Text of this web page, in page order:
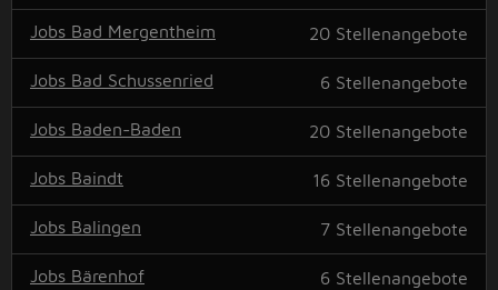
Jobs Bad Mergentheim 20 Stellenangebote
Jobs Bad Schussenried 6 Stellenangebote
Jobs Baden-Baden 20 Stellenangebote
Jobs Baindt 16 Stellenangebote
Jobs Balingen 7 Stellenangebote
Jobs Bärenhof 6 Stellenangebote